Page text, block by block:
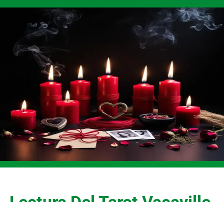
¿Cuáles son las señales de
un bloqueo energético?
Incluyen cansancio persistente sin causa
médica, mala racha continua en varios
aspectos de la vida y una sensación de
estancamiento. Identificar estos patrones es el
primer paso para una limpieza profunda y
efectiva.
¿Realizan trabajos urgentes
para clientes de Vacaville?